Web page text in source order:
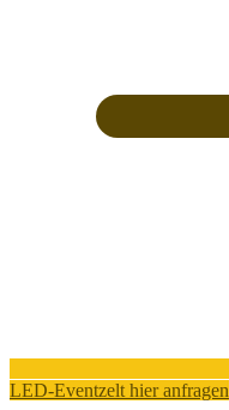
LED-Eventzelt hier anfragen